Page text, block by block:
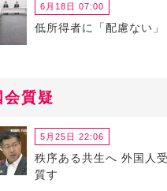
6月18日 07:00
低所得者に「配慮ない」
会質疑
5月25日 22:06
秩序ある共生へ 外国人
質す